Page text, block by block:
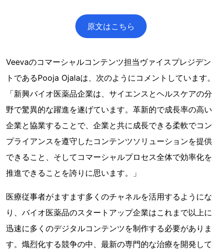
原文はこちら
Veevaのコマーシャルコンテンツ担当ヴァイスプレジデン
トであるPooja Ojalaは、次のようにコメントしています。
「新興バイオ医薬品企業は、サイエンスとヘルスケアの分
野で驚異的な躍進を遂げています。革新的で成長率の高い
企業と協業することで、企業と共に成長できる柔軟でコン
プライアンスを遵守したコンテンツソリューションを提供
できること、そしてコマーシャルプロセス全体で効率化を
推進できることを誇りに思います。」
医療従事者がますます多くのチャネルを活用するようにな
り、バイオ医薬品のスタートアップ企業はこれまで以上に
迅速に多くのデジタルコンテンツを制作する必要がありま
す。熾烈化する競争の中、最新の専門的な治療を開発して